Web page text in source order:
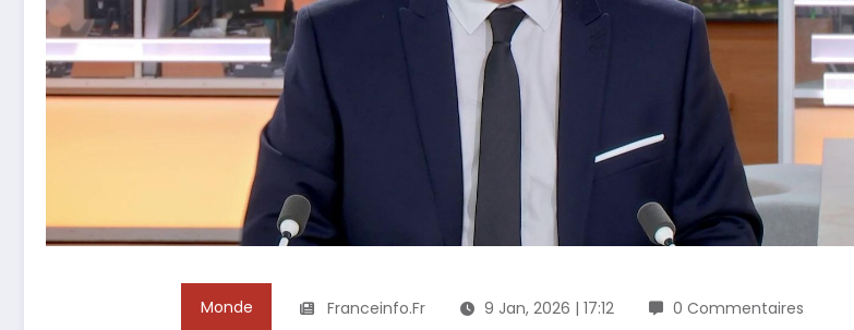
Monde Franceinfo.fr 9 Jan, 2026 | 17:12 0 Commentaires